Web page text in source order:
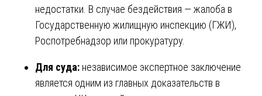
недостатки. В случае бездействия — жалоба в
Государственную жилищную инспекцию (ГЖИ),
Роспотребнадзор или прокуратуру.
Для суда: независимое экспертное заключение
является одним из главных доказательств в